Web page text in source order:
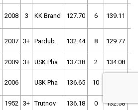
2008 3 KK Brand 127.70 6 139.11
2007 3+ Pardub. 132.44 8 129.77
2009 3+ USK Pha 137.38 2 134.08
2006 USK Pha 136.65 10
1952 3+ Trutnov 136.18 0 132.58 2